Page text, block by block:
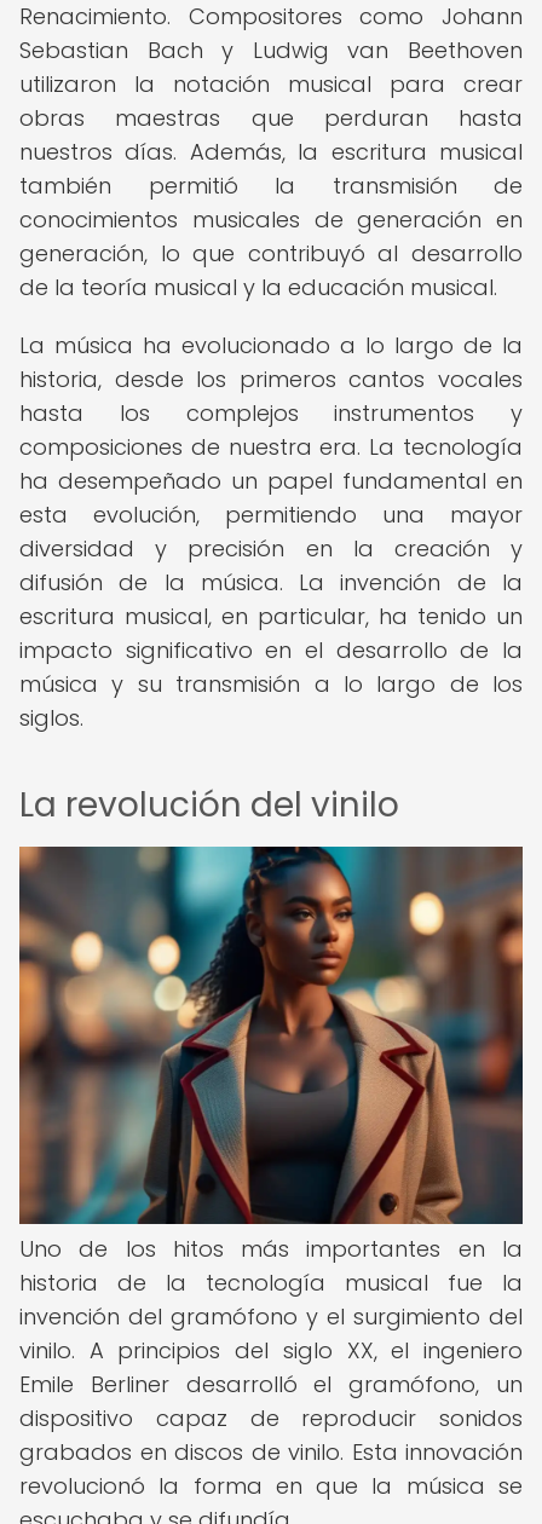
Renacimiento. Compositores como Johann
Sebastian Bach y Ludwig van Beethoven
utilizaron la notación musical para crear
obras maestras que perduran hasta
nuestros días. Además, la escritura musical
también permitió la transmisión de
conocimientos musicales de generación en
generación, lo que contribuyó al desarrollo
de la teoría musical y la educación musical.
La música ha evolucionado a lo largo de la
historia, desde los primeros cantos vocales
hasta los complejos instrumentos y
composiciones de nuestra era. La tecnología
ha desempeñado un papel fundamental en
esta evolución, permitiendo una mayor
diversidad y precisión en la creación y
difusión de la música. La invención de la
escritura musical, en particular, ha tenido un
impacto significativo en el desarrollo de la
música y su transmisión a lo largo de los
siglos.
La revolución del vinilo
Uno de los hitos más importantes en la
historia de la tecnología musical fue la
invención del gramófono y el surgimiento del
vinilo. A principios del siglo XX, el ingeniero
Emile Berliner desarrolló el gramófono, un
dispositivo capaz de reproducir sonidos
grabados en discos de vinilo. Esta innovación
revolucionó la forma en que la música se